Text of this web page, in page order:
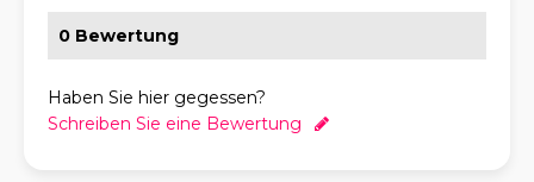
0 Bewertung
Haben Sie hier gegessen?
Schreiben Sie eine Bewertung